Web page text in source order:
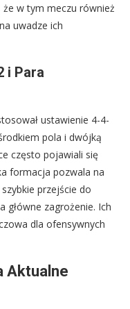
w tym meczu również
uwadze ich
i Para
ustawienie 4-4-
pola i dwójką
często pojawiali się
formacja pozwala na
przejście do
główne zagrożenie. Ich
dla ofensywnych
Aktualne